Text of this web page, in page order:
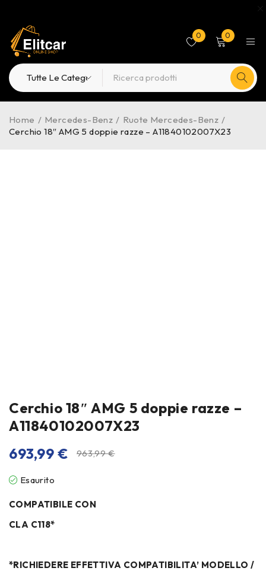
0 0
Home / Mercedes-Benz / Ruote Mercedes-Benz /
Cerchio 18″ AMG 5 doppie razze – A11840102007X23
Cerchio 18″ AMG 5 doppie razze –
A11840102007X23
963,99€
693,99€
Esaurito
COMPATIBILE CON
CLA C118*
*RICHIEDERE EFFETTIVA COMPATIBILITA’ MODELLO /